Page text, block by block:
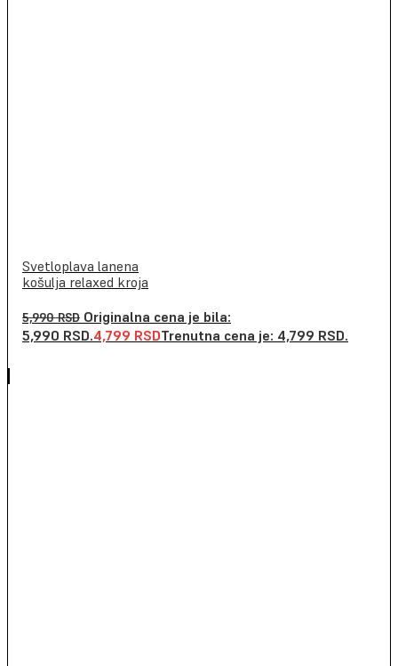
Svetloplava lanena
košulja relaxed kroja
5,990RSD Originalna cena je bila:
5,990 RSD.4,799 RSDTrenutna cena je: 4,799 RSD.